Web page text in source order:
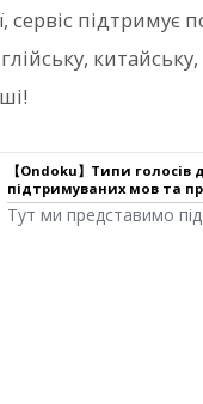
сервіс підтримує
китайську,
【Ondoku】Типи голосів
підтримуваних мов та
зразків аудіо | ПЗ для
Ondoku
Тут ми представимо